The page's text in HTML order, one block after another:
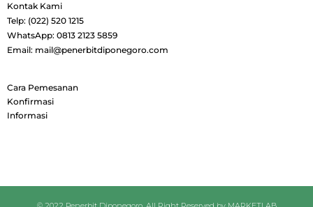
Kontak Kami
Telp: (022) 520 1215
WhatsApp: 0813 2123 5859
Email: mail@penerbitdiponegoro.com
Cara Pemesanan
Konfirmasi
Informasi